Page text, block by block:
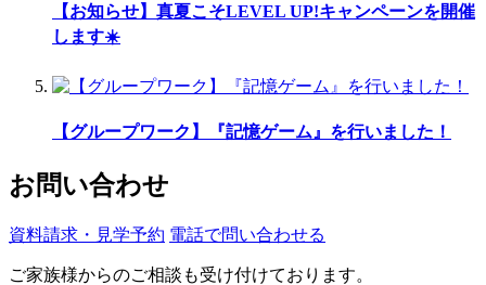
【お知らせ】真夏こそLEVEL UP!キャンペーンを開催
します☀️
【グループワーク】『記憶ゲーム』を行いました！
お問い合わせ
資料請求・見学予約 電話で問い合わせる
ご家族様からのご相談も受け付けております。